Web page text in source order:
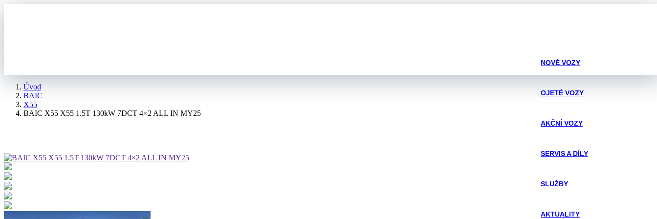
NOVÉ VOZY
OJETÉ VOZY
AKČNÍ VOZY
SERVIS A DÍLY
SLUŽBY
AKTUALITY
Úvod
BAIC
X55
BAIC X55 X55 1.5T 130kW 7DCT 4×2 ALL IN MY25